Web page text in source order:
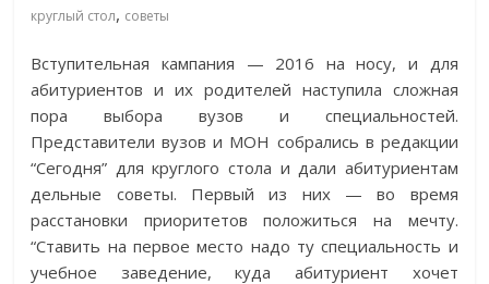
круглый стол, советы
Вступительная кампания — 2016 на носу, и для
абитуриентов и их родителей наступила сложная
пора выбора вузов и специальностей.
Представители вузов и МОН собрались в редакции
“Сегодня” для круглого стола и дали абитуриентам
дельные советы. Первый из них — во время
расстановки приоритетов положиться на мечту.
“Ставить на первое место надо ту специальность и
учебное заведение, куда абитуриент хочет